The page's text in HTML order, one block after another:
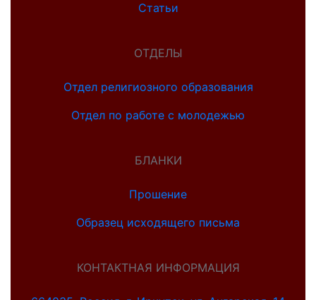
Статьи
ОТДЕЛЫ
Отдел религиозного образования
Отдел по работе с молодежью
БЛАНКИ
Прошение
Образец исходящего письма
КОНТАКТНАЯ ИНФОРМАЦИЯ